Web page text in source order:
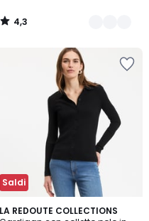
4,3
/
Saldi
LA REDOUTE COLLECTIONS
4,6
2